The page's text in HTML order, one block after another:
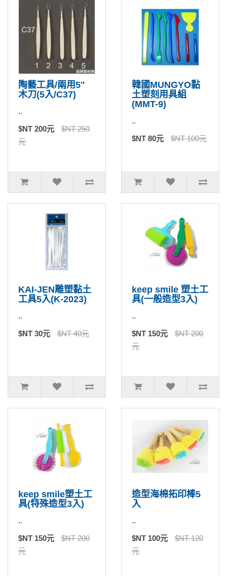
陶藝工具/兩用5"
木刀(5入/C37)
..
$NT 200元
$NT 250
元
韓國MUNGYO黏
土塑刻用具組
(MMT-9)
..
$NT 80元 $NT 100元
KAI-JEN雕塑黏土
工具5入(K-2023)
..
$NT 30元 $NT 40元
keep smile 塑土工
具(一般造型3入)
..
$NT 150元
$NT 200
元
keep smile塑土工
具(特殊造型3入)
..
$NT 150元
$NT 200
元
造型海棉拓印棒5
入
..
$NT 100元
$NT 120
元